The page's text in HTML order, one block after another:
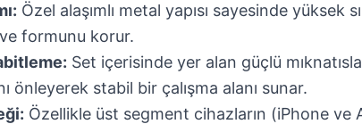
Özel alaşımlı metal yapısı sayesinde yüksek
formunu korur.
Set içerisinde yer alan güçlü
önleyerek stabil bir çalışma alanı sunar.
Özellikle üst segment cihazların (iPhone ve